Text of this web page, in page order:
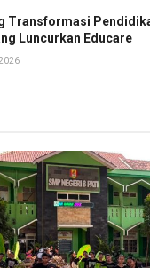
Transformasi
Luncurkan Educare